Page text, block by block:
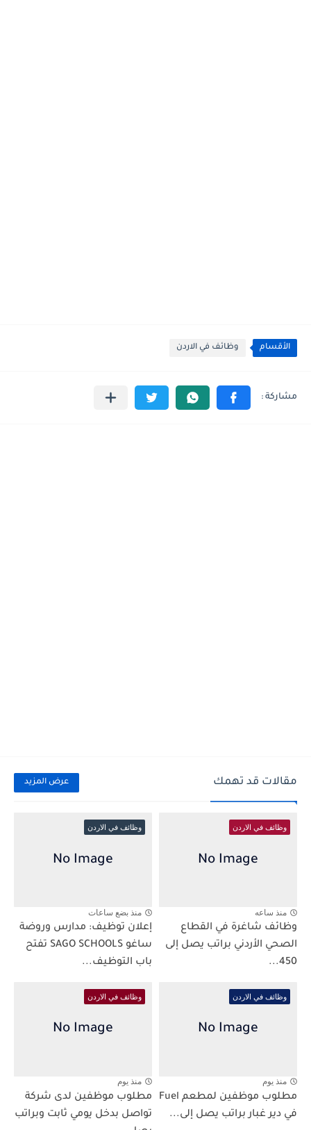
الأقسام وظائف في الاردن
مقالات قد تهمك عرض المزيد
وظائف في الاردن
منذ ساعه
وظائف شاغرة في القطاع
الصحي الأردني براتب يصل إلى
450...
وظائف في الاردن
منذ بضع ساعات
إعلان توظيف: مدارس وروضة
ساغو SAGO SCHOOLS تفتح
باب التوظيف...
وظائف في الاردن
منذ يوم
مطلوب موظفين لمطعم Fuel
في دير غبار براتب يصل إلى...
وظائف في الاردن
منذ يوم
مطلوب موظفين لدى شركة
تواصل بدخل يومي ثابت وبراتب